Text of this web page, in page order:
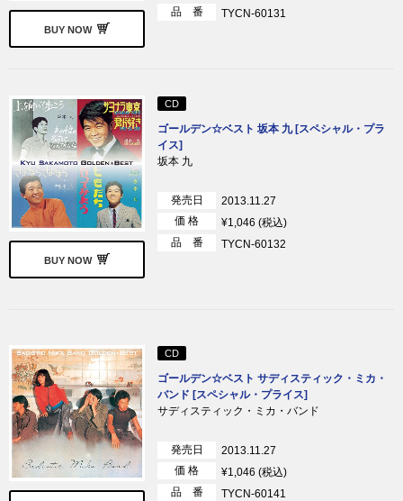
BUY NOW
品 番
TYCN-60131
BUY NOW
CD
ゴールデン☆ベスト 坂本 九 [スペシャル・プラ
イス]
坂本 九
発売日
2013.11.27
価 格
¥1,046 (税込)
品 番
TYCN-60132
CD
ゴールデン☆ベスト サディスティック・ミカ・
バンド [スペシャル・プライス]
サディスティック・ミカ・バンド
発売日
2013.11.27
価 格
¥1,046 (税込)
品 番
TYCN-60141